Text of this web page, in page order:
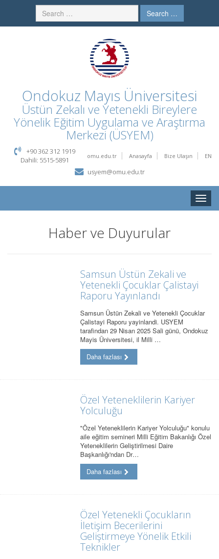
Search …
Ondokuz Mayıs Üniversitesi
Üstün Zekalı ve Yetenekli Bireylere
Yönelik Eğitim Uygulama ve Araştırma
Merkezi (ÜSYEM)
omu.edu.tr Anasayfa Bize Ulaşın EN
+90 362 312 1919
Dahili: 5515-5891
usyem@omu.edu.tr
Toggle
Haber ve Duyurular
Samsun Üstün Zekali ve
Yetenekli Çocuklar Çalistayi
Raporu Yayınlandı
Samsun Üstün Zekali ve Yetenekli Çocuklar
Çalistayi Raporu yayinlandi. USYEM
tarafindan 29 Nisan 2025 Sali günü, Ondokuz
Mayis Üniversitesi, il Milli …
Daha fazlası
Özel Yeteneklilerin Kariyer
Yolculuğu
"Özel Yeteneklilerin Kariyer Yolculuğu" konulu
aile eğitim semineri Milli Eğitim Bakanlığı Özel
Yeteneklilerin Geliştirilmesi Daire
Başkanlığı'ndan Dr…
Daha fazlası
Özel Yetenekli Çocukların
İletişim Becerilerini
Geliştirmeye Yönelik Etkili
Teknikler